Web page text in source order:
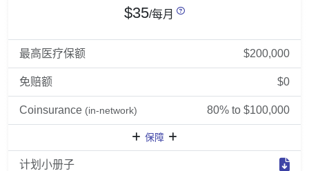
$35/每月
最高医疗保额 $200,000
免赔额 $0
Coinsurance (in-network) 80% to $100,000
保障
计划小册子